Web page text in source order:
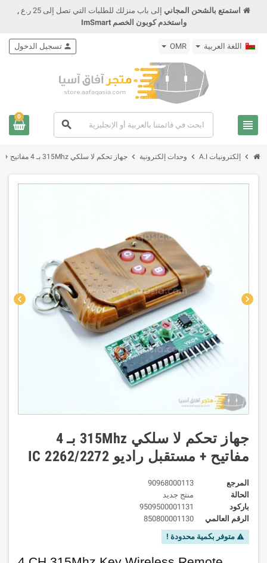
استمتع بالشحن المجاني إلى باب منزلك للطلبات التي تصل إلى 25 ر.ع
,
واستخدم كوبون الخصم ImSmart
اللغة العربية OMR
view_headline
search
person تسجيل الدخول
0
chevron_right إلكترونيات A.I chevron_right وحدات إلكترونية chevron_right جهاز تحكم لا سلكي 315Mhz بـ 4 مفاتيح + مستقبل راديو IC 2262/2272
chevron_left chevron_right
جهاز تحكم لا سلكي 315Mhz بـ 4
مفاتيح + مستقبل راديو IC 2262/2272
المرجع
90968000113
الحالة
منتج جديد
باركود
9509500001131
الرقم العالمي
850800001130
warning متوفر بكمية محدودة !